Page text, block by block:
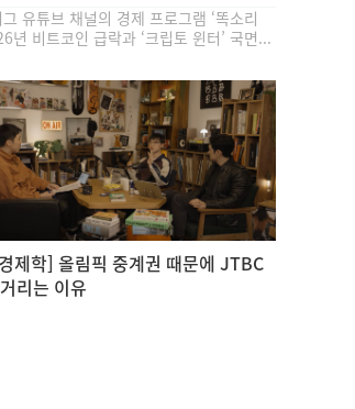
유튜브 채널의 경제 프로그램 ‘똑소리
년 비트코인 급락과 ‘크립토 윈터’ 국면...
제학] 올림픽 중계권 때문에 JTBC
리는 이유